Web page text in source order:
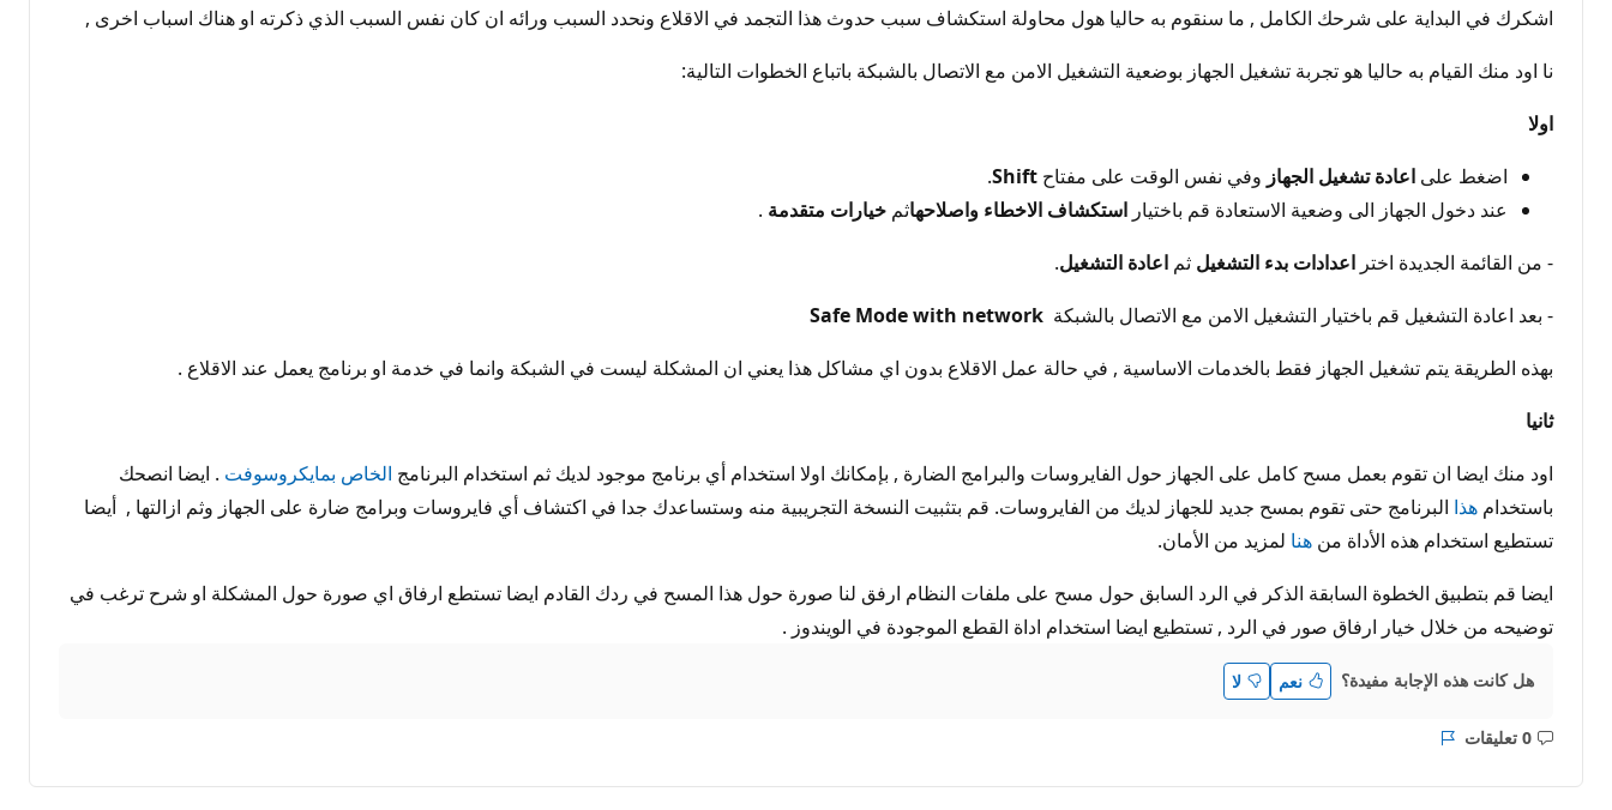
اشكرك في البداية على شرحك الكامل , ما سنقوم به حاليا هول محاولة استكشاف سبب حدوث هذا التجمد في الاقلاع ونحدد السبب ورائه ان كان نفس السبب الذي ذكرته او هناك اسباب اخرى ,
نا اود منك القيام به حاليا هو تجربة تشغيل الجهاز بوضعية التشغيل الامن مع الاتصال بالشبكة باتباع الخطوات التالية:
اولا
اضغط على اعادة تشغيل الجهاز وفي نفس الوقت على مفتاح Shift
.
عند دخول الجهاز الى وضعية الاستعادة قم باختيار استكشاف الاخطاء واصلاحهاثم خيارات متقدمة .
- من القائمة الجديدة اختر اعدادات بدء التشغيل ثم اعادة التشغيل.
- بعد اعادة التشغيل قم باختيار التشغيل الامن مع الاتصال بالشبكة Safe Mode with network
بهذه الطريقة يتم تشغيل الجهاز فقط بالخدمات الاساسية , في حالة عمل الاقلاع بدون اي مشاكل هذا يعني ان المشكلة ليست في الشبكة وانما في خدمة او برنامج يعمل عند الاقلاع .
ثانيا
اود منك ايضا ان تقوم بعمل مسح كامل على الجهاز حول الفايروسات والبرامج الضارة , بإمكانك اولا استخدام أي برنامج موجود لديك ثم استخدام البرنامج الخاص بمايكروسوفت . ايضا انصحك
باستخدام هذا البرنامج حتى تقوم بمسح جديد للجهاز لديك من الفايروسات. قم بتثبيت النسخة التجريبية منه وستساعدك جدا في اكتشاف أي فايروسات وبرامج ضارة على الجهاز وثم ازالتها , أيضا
تستطيع استخدام هذه الأداة من هنا لمزيد من الأمان.
ايضا قم بتطبيق الخطوة السابقة الذكر في الرد السابق حول مسح على ملفات النظام ارفق لنا صورة حول هذا المسح في ردك القادم ايضا تستطع ارفاق اي صورة حول المشكلة او شرح ترغب في
توضيحه من خلال خيار ارفاق صور في الرد , تستطيع ايضا استخدام اداة القطع الموجودة في الويندوز .
هل كانت هذه الإجابة مفيدة؟ نعم لا
0 تعليقات ليست
التقرير